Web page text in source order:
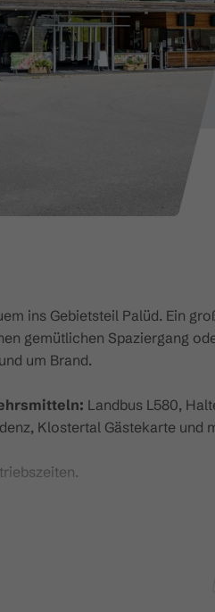
ins Gebietsteil Palüd. Ein
gemütlichen Spaziergang
um Brand.
Landbus L580,
Klostertal Gästekarte